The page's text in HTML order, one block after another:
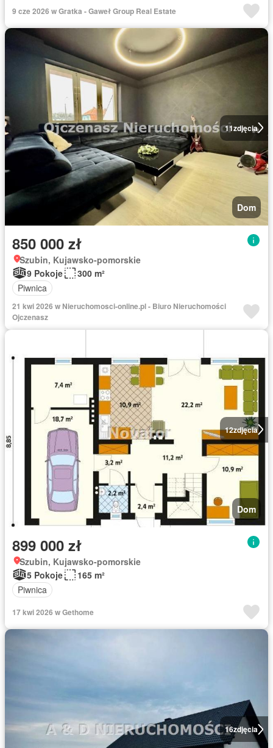
9 cze 2026 w Gratka - Gaweł Group Real Estate
11zdjęcia
Dom
850 000 zł
Szubin, Kujawsko-pomorskie
9 Pokoje
300 m²
Piwnica
21 kwi 2026 w Nieruchomosci-online.pl - Biuro Nieruchomości
Ojczenasz
12zdjęcia
Dom
899 000 zł
Szubin, Kujawsko-pomorskie
5 Pokoje
165 m²
Piwnica
17 kwi 2026 w Gethome
16zdjęcia